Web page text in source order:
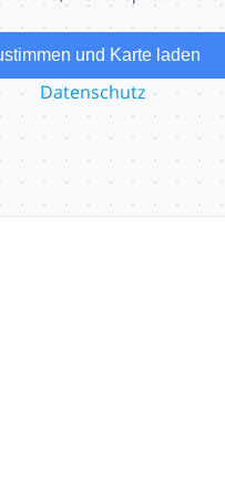
und Karte laden
Datenschutz